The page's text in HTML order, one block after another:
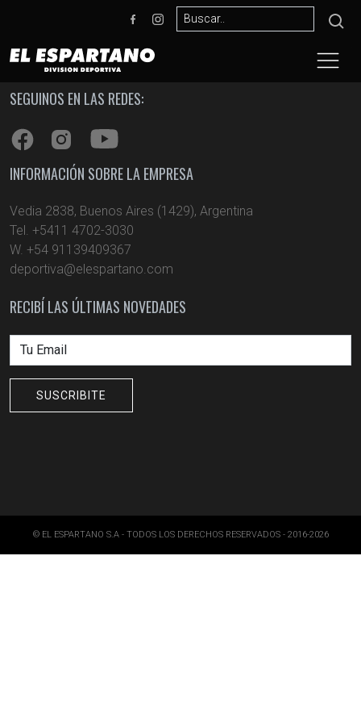
SEGUINOS EN LAS REDES:
INFORMACIÓN SOBRE LA EMPRESA
Vedia 2838, Buenos Aires (1429), Argentina
Tel. +5411 4702-3030
W. +54 91139409367
deportiva@elespartano.com
RECIBÍ LAS ÚLTIMAS NOVEDADES
© EL ESPARTANO S.A - TODOS LOS DERECHOS RESERVADOS - 2016-2026